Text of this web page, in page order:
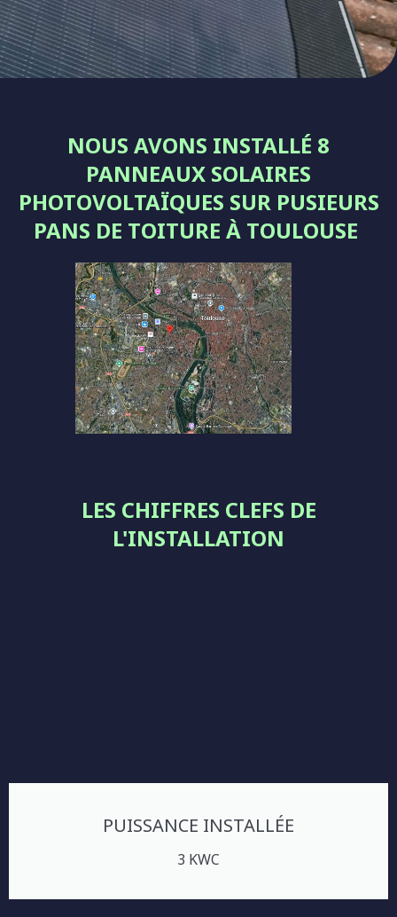
NOUS AVONS INSTALLÉ 8
PANNEAUX SOLAIRES
PHOTOVOLTAÏQUES SUR PUSIEURS
PANS DE TOITURE À TOULOUSE
LES CHIFFRES CLEFS DE
L'INSTALLATION
PUISSANCE INSTALLÉE
3 KWC